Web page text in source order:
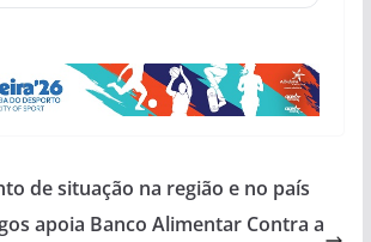
de situação na região e no país
apoia Banco Alimentar Contra a